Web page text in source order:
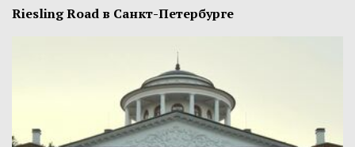
Riesling Road в Санкт-Петербурге